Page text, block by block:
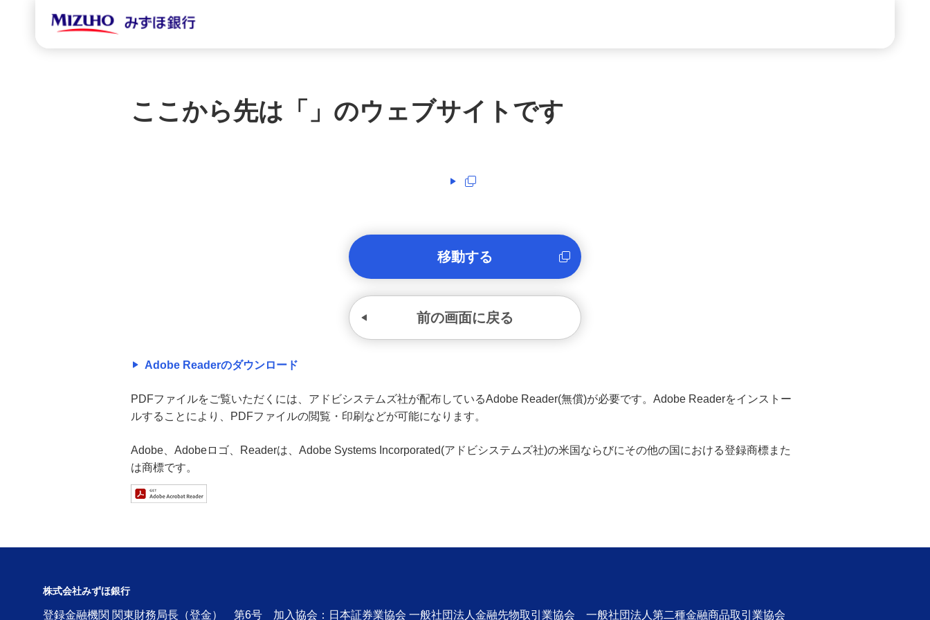
ここから先は「 」のウェブサイトです
移動する
前の画面に戻る
Adobe Readerのダウンロード
PDFファイルをご覧いただくには、アドビシステムズ社が配布しているAdobe Reader(無償)が必要です。Adobe Readerをインストー
ルすることにより、PDFファイルの閲覧・印刷などが可能になります。
Adobe、Adobeロゴ、Readerは、Adobe Systems Incorporated(アドビシステムズ社)の米国ならびにその他の国における登録商標また
は商標です。
株式会社みずほ銀行
登録金融機関 関東財務局長（登金） 第6号 加入協会：日本証券業協会 一般社団法人金融先物取引業協会 一般社団法人第二種金融商品取引業協会